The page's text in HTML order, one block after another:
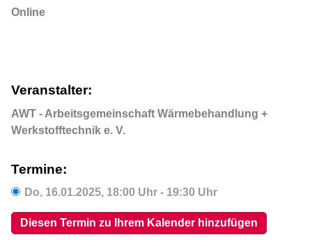
Online
Veranstalter:
AWT - Arbeitsgemeinschaft Wärmebehandlung +
Werkstofftechnik e. V.
Termine:
Do, 16.01.2025, 18:00 Uhr - 19:30 Uhr
Diesen Termin zu Ihrem Kalender hinzufügen